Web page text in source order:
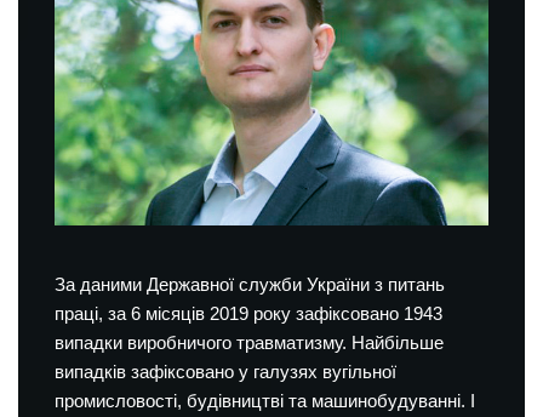
За даними Державної служби України з питань
праці, за 6 місяців 2019 року зафіксовано 1943
випадки виробничого травматизму. Найбільше
випадків зафіксовано у галузях вугільної
промисловості, будівництві та машинобудуванні. І